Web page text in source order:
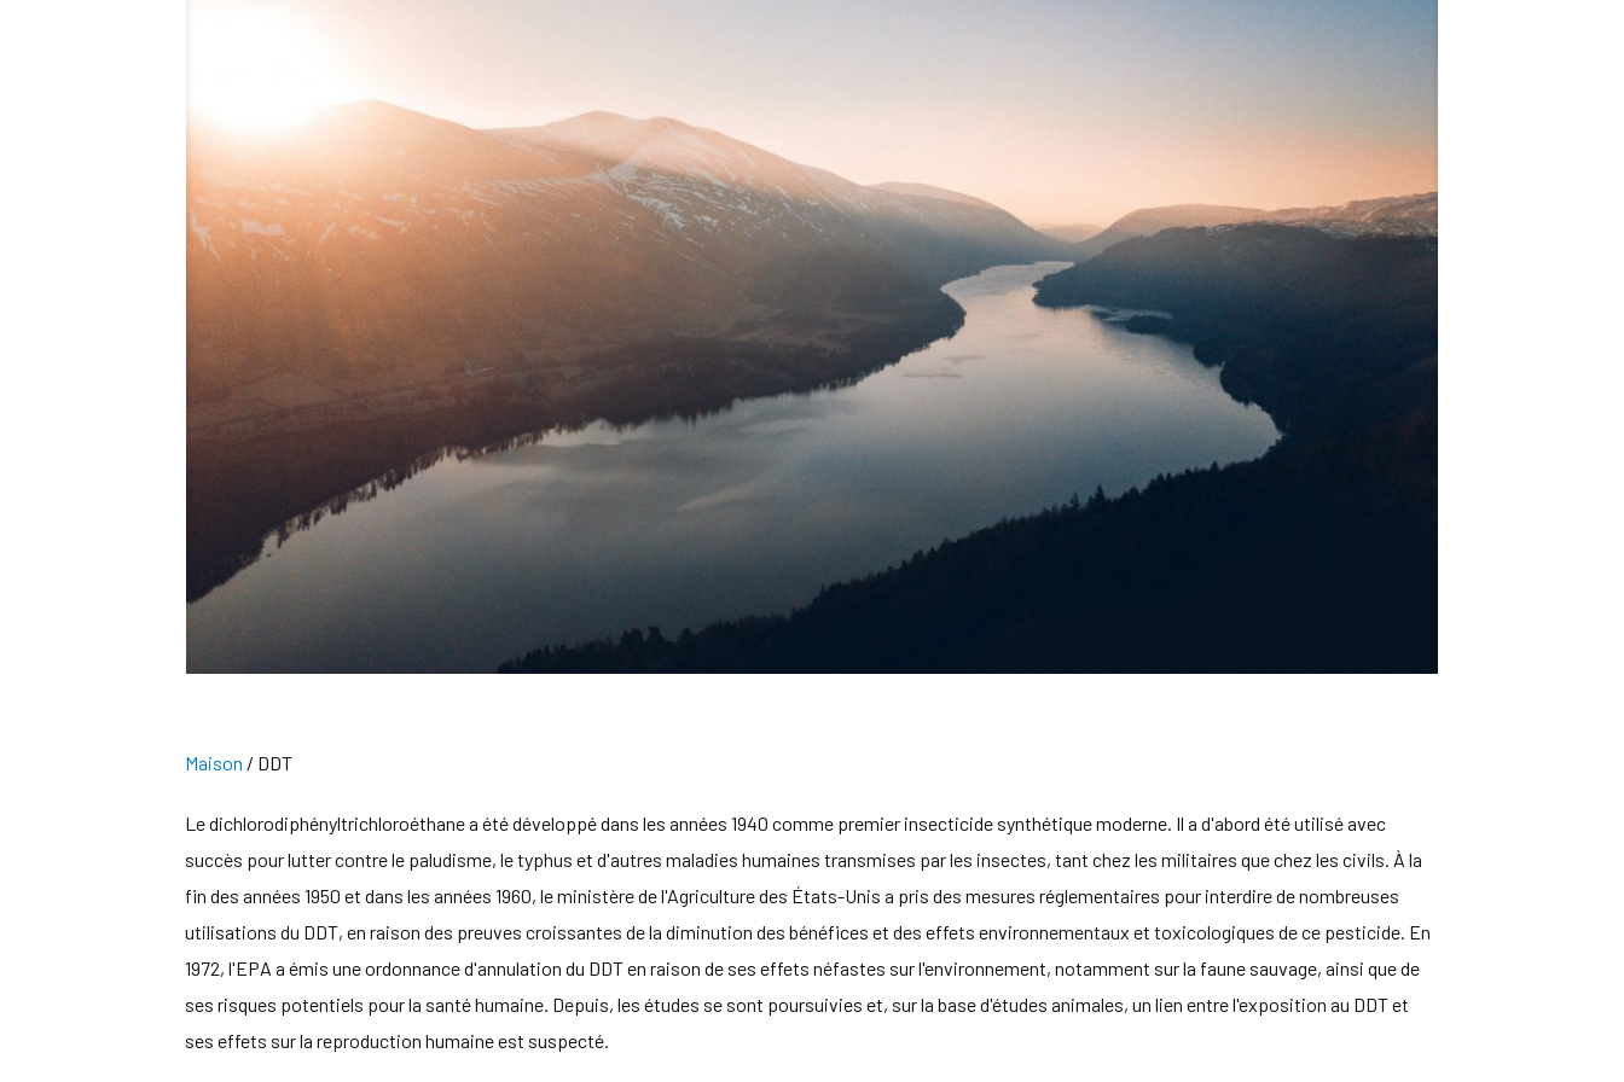
Maison / DDT
Le dichlorodiphényltrichloroéthane a été développé dans les années 1940 comme premier insecticide synthétique moderne. Il a d'abord été utilisé avec
succès pour lutter contre le paludisme, le typhus et d'autres maladies humaines transmises par les insectes, tant chez les militaires que chez les civils. À la
fin des années 1950 et dans les années 1960, le ministère de l'Agriculture des États-Unis a pris des mesures réglementaires pour interdire de nombreuses
utilisations du DDT, en raison des preuves croissantes de la diminution des bénéfices et des effets environnementaux et toxicologiques de ce pesticide. En
1972, l'EPA a émis une ordonnance d'annulation du DDT en raison de ses effets néfastes sur l'environnement, notamment sur la faune sauvage, ainsi que de
ses risques potentiels pour la santé humaine. Depuis, les études se sont poursuivies et, sur la base d'études animales, un lien entre l'exposition au DDT et
ses effets sur la reproduction humaine est suspecté.